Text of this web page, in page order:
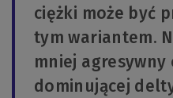
ciężki może być
tym wariantem.
mniej agresywny
dominującej